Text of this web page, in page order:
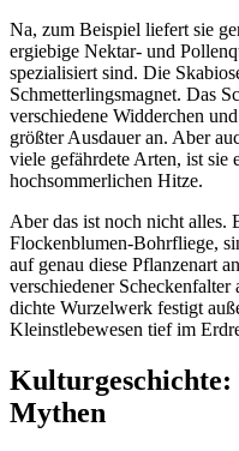
Na, zum Beispiel liefert sie
ergiebige Nektar- und
spezialisiert sind. Die
Schmetterlingsmagnet. Das
verschiedene Widderchen
größter Ausdauer an. Aber
viele gefährdete Arten, ist sie
hochsommerlichen Hitze.
Aber das ist noch nicht alles.
Flockenblumen-Bohrfliege,
auf genau diese Pflanzenart
verschiedener
dichte Wurzelwerk festigt
Kleinstlebewesen tief im
Mythen